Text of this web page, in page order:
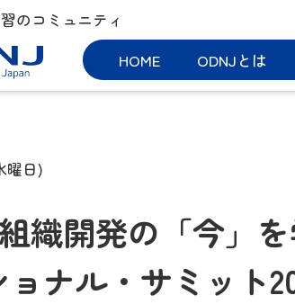
のコミュニティ
HOME ODNJとは
曜日)
織開発の「今」
ョナル・サミット